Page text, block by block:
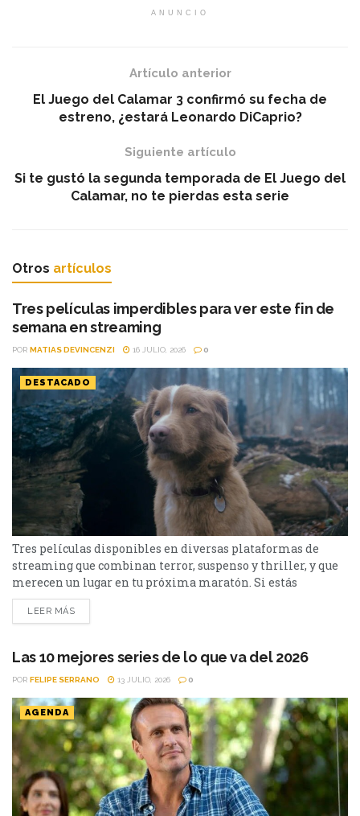
ANUNCIO
Artículo anterior
El Juego del Calamar 3 confirmó su fecha de
estreno, ¿estará Leonardo DiCaprio?
Siguiente artículo
Si te gustó la segunda temporada de El Juego del
Calamar, no te pierdas esta serie
Otros artículos
Tres películas imperdibles para ver este fin de
semana en streaming
POR MATIAS DEVINCENZI 16 JULIO, 2026 0
DESTACADO
Tres películas disponibles en diversas plataformas de
streaming que combinan terror, suspenso y thriller, y que
merecen un lugar en tu próxima maratón. Si estás
buscando qué ver en streaming, hay tres películas muy
diferentes entre sí que llegaron a las principales
brillante sátira con humor negro y suspenso, pasando por
una original...
LEER MÁS
Las 10 mejores series de lo que va del 2026
POR FELIPE SERRANO 13 JULIO, 2026 0
AGENDA